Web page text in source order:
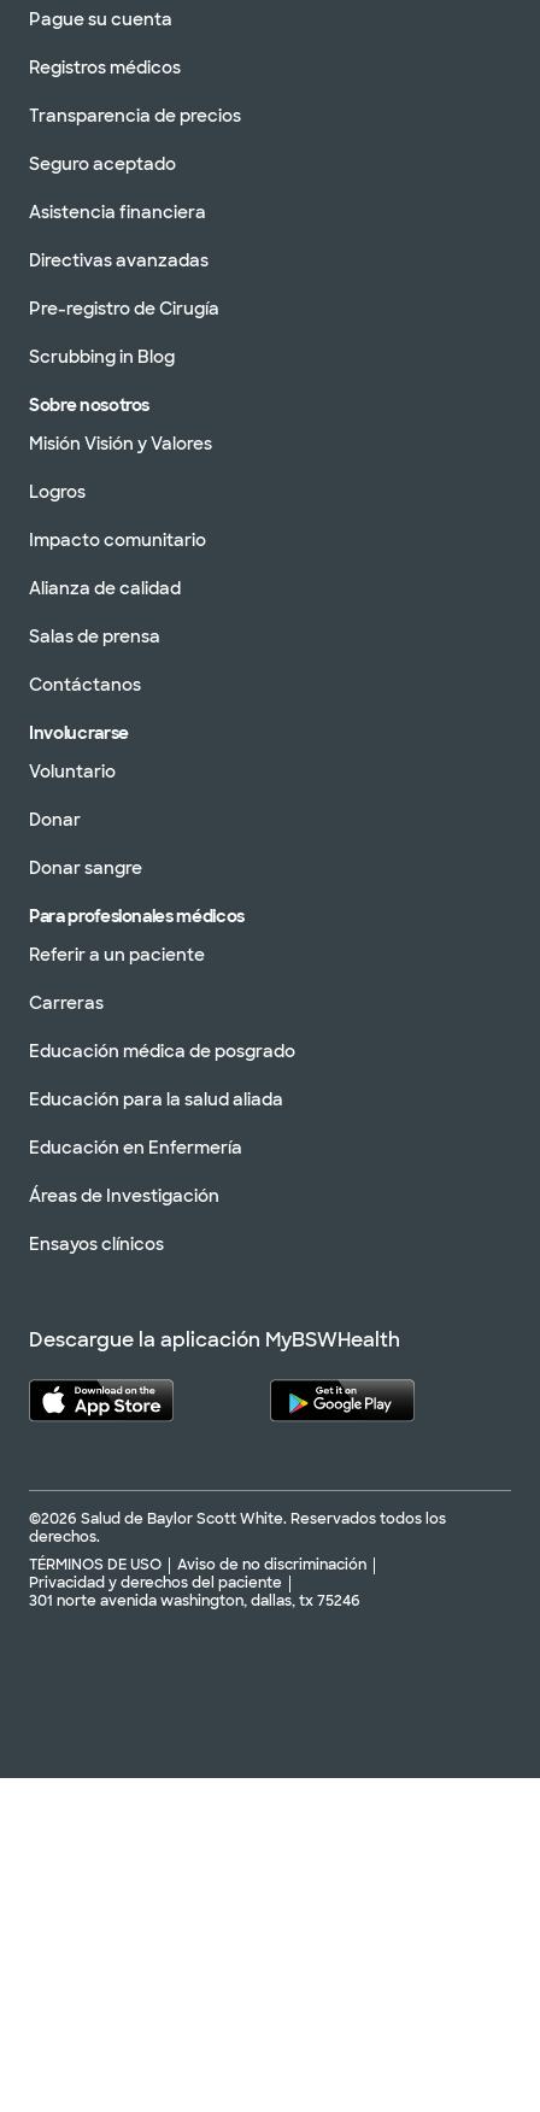
Pague su cuenta
Registros médicos
Transparencia de precios
Seguro aceptado
Asistencia financiera
Directivas avanzadas
Pre-registro de Cirugía
Scrubbing in Blog
Sobre nosotros
Misión Visión y Valores
Logros
Impacto comunitario
Alianza de calidad
Salas de prensa
Contáctanos
Involucrarse
Voluntario
Donar
Donar sangre
Para profesionales médicos
Referir a un paciente
Carreras
Educación médica de posgrado
Educación para la salud aliada
Educación en Enfermería
Áreas de Investigación
Ensayos clínicos
Descargue la aplicación MyBSWHealth
©2026 Salud de Baylor Scott White. Reservados todos los
derechos.
TÉRMINOS DE USO
Aviso de no discriminación
Privacidad y derechos del paciente
301 norte avenida washington, dallas, tx 75246